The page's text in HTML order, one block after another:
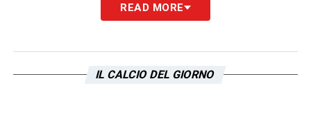
READ MORE
IL CALCIO DEL GIORNO